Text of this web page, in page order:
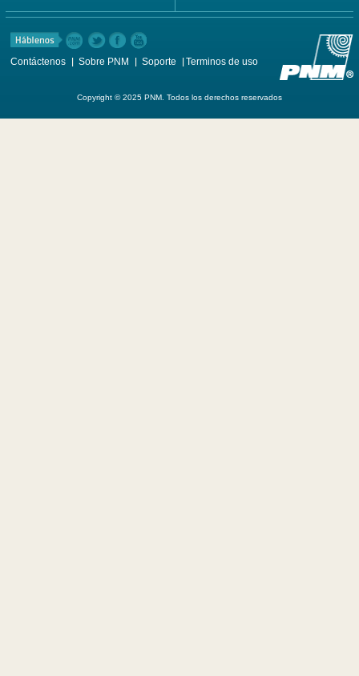
Contáctenos Sobre PNM Soporte Terminos de uso
Copyright © 2025 PNM. Todos los derechos reservados